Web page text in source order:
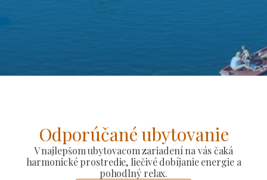
Odporúčané ubytovanie
V najlepšom ubytovacom zariadení na vás čaká
harmonické prostredie, liečivé dobíjanie energie a
pohodlný relax.